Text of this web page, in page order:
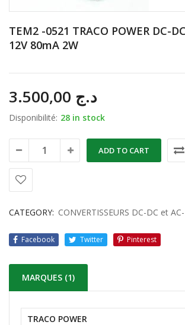
TEM2 -0521 TRACO POWER DC-
12V 80mA 2W
د.ج
Disponibilité: 28 in stock
ADD TO CART
CATEGORY: CONVERTISSEURS DC-DC et
Facebook Twitter Pinterest
MARQUES (1)
TRACO POWER